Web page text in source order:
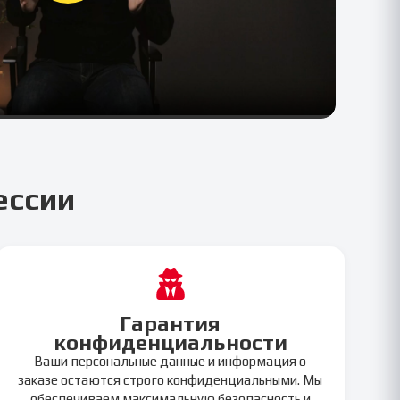
Гарантия
конфиденциальности
Ваши персональные данные и информация о
заказе остаются строго конфиденциальными. Мы